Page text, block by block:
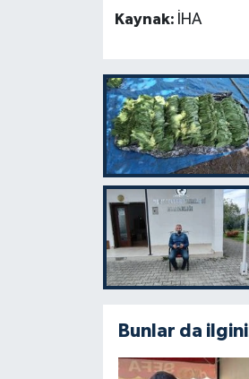
Kaynak: İHA
Bunlar da